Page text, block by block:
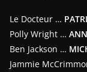
Le Docteur …
Polly Wright …
Ben Jackson …
Jammie